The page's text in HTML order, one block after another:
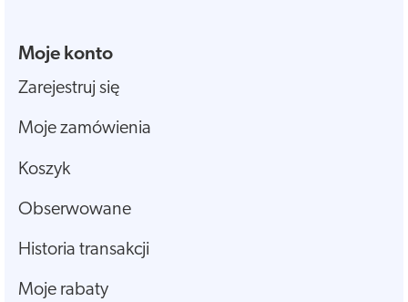
Moje konto
Zarejestruj się
Moje zamówienia
Koszyk
Obserwowane
Historia transakcji
Moje rabaty